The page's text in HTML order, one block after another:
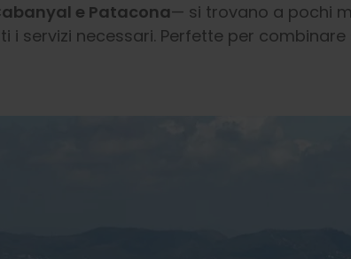
e Patacona— si trovano a pochi
servizi necessari. Perfette per